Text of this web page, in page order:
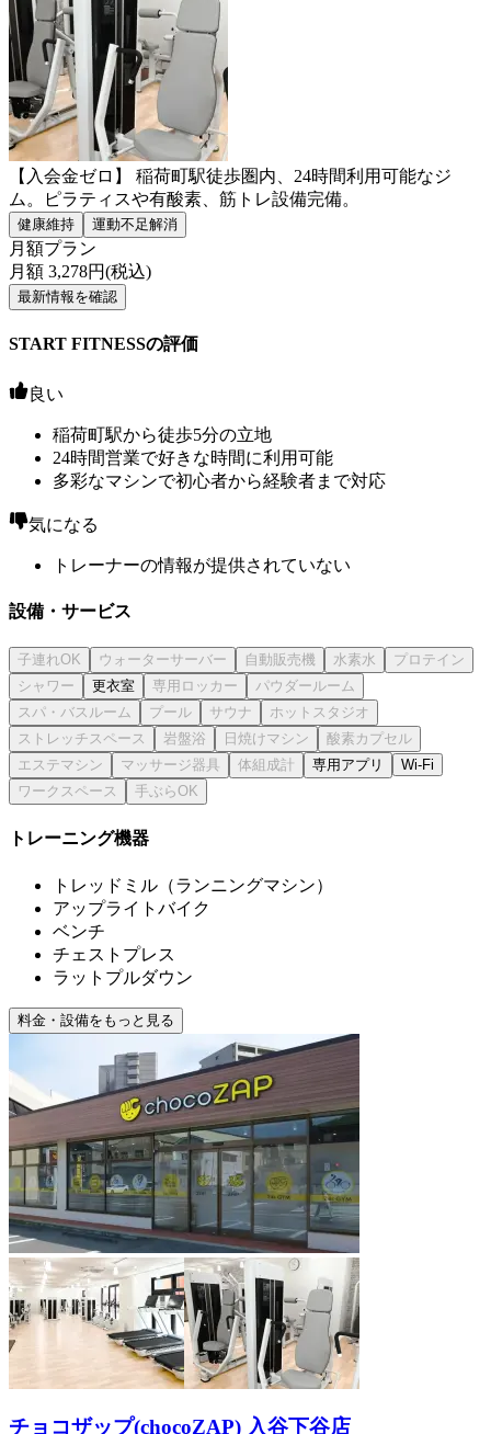
【入会金ゼロ】 稲荷町駅徒歩圏内、24時間利用可能なジ
ム。ピラティスや有酸素、筋トレ設備完備。
健康維持 運動不足解消
月額プラン
月額 3,278円(税込)
最新情報を確認
START FITNESSの評価
良い
稲荷町駅から徒歩5分の立地
24時間営業で好きな時間に利用可能
多彩なマシンで初心者から経験者まで対応
気になる
トレーナーの情報が提供されていない
設備・サービス
更衣室
専用アプリ Wi-Fi
トレーニング機器
トレッドミル（ランニングマシン）
アップライトバイク
ベンチ
チェストプレス
ラットプルダウン
料金・設備をもっと見る
チョコザップ(chocoZAP) 入谷下谷店